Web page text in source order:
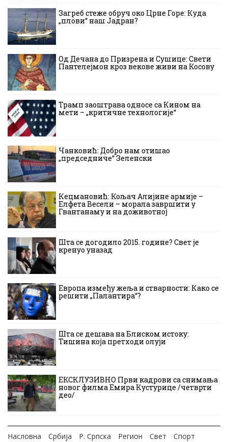
Загреб стеже обруч око Црне Горе: Куда
„плови“ наш Јадран?
Од Дечана до Призрена и Сушице: Свети
Пантелејмон кроз векове живи на Косову
Трамп заоштрава односе са Кином на
мети – „критичне технологије“
Чанковић: Добро нам отишао
„председниче“ Зеленски
Кецмановић: Кољач Алијине армије –
Елфета Весели – морала завршити у
Гвантанаму и на доживотној
Шта се догодило 2015. године? Свет је
кренуо уназад
Европа између жеља и стварности: Како се
решити „Палантира“?
Шта се дешава на Блиском истоку:
Тишина која претходи олуји
ЕКСКЛУЗИВНО Први кадрови са снимања
новог филма Емира Кустурице /четврти
део/
Насловна Србија Р. Српска Регион Свет
Спорт